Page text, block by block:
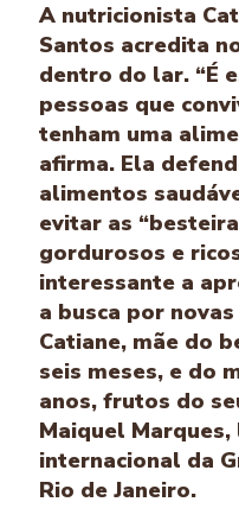
A nutricionista
Santos acredita
dentro do lar. “É
pessoas que
tenham uma
afirma. Ela
alimentos
evitar as
gordurosos e
interessante a
a busca por
Catiane, mãe do
seis meses, e do
anos, frutos do
Maiquel
internacional da
Rio de Janeiro.